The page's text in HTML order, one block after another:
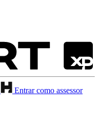
Entrar como assessor